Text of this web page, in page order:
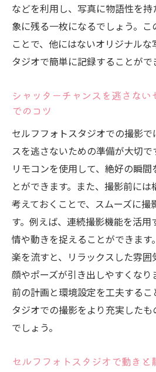
などを利用し、写真に物語性を
象に残る一枚になるでしょう。
ことで、他にはないオリジナル
タジオで簡単に記録することがで
シャッターチャンスを逃さな
でのコツ
セルフフォトスタジオでの撮影
スを逃さないための準備が大切
リモコンを使用して、絶好の瞬
とができます。また、撮影前に
考えておくことで、スムーズに撮
す。例えば、連続撮影機能を活
情や動きを捉えることができま
楽を流すと、リラックスした雰
顔やポーズが引き出しやすくなり
前の計画と環境設定を工夫するこ
タジオでの撮影をより充実した
でしょう。
セルフフォトスタジオで動きと